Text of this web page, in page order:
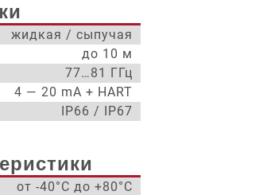
жидкая / сыпучая
до 10 м
77…81 ГГц
4 — 20 mA + HART
IP66 / IP67
от -40°С до +80°С